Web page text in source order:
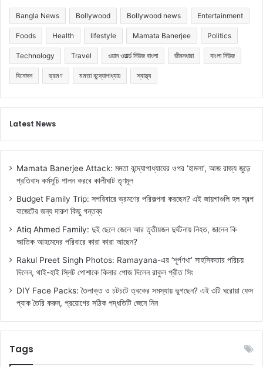
Bangla News Bollywood Bollywood news Entertainment
Foods Health lifestyle Mamata Banerjee Politics
Technology Travel ওয়ান ওয়ার্ল্ড নিউজ বাংলা জীবনধারা বাংলা নিউজ
বিনোদন ভ্রমণ মমতা বন্দ্যোপাধ্যায় স্বাস্থ্য
Latest News
Mamata Banerjee Attack: মমতা বন্দ্যোপাধ্যায়ের ওপর ‘হামলা’, আজ রাজ্য জুড়ে
প্রতিবাদ কর্মসূচি পালন করবে কালীঘাট তৃণমূল
Budget Family Trip: সপরিবারে ভ্রমণের পরিকল্পনা করছেন? এই জায়গাগুলি হল স্বল্প
বাজেটের জন্য দারুণ কিছু গন্তব্য
Atiq Ahmed Family: দুই ছেলে জেলে আর তৃতীয়জন দুর্ঘটনায় নিহত, জানেন কি
আতিক আহমেদের পরিবারে কারা কারা আছেন?
Rakul Preet Singh Photos: Ramayana-এর ‘শূর্পণখা’ সাহসিকতার পরিচয়
দিলেন, থাই-হাই স্লিট পোশাকে কিলার পোজ দিলেন রাকুল প্রীত সিং
DIY Face Packs: তৈলাক্ত ও চটচটে ত্বকের সমস্যায় ভুগছেন? এই ৩টি ঘরোয়া ফেস
প্যাক তৈরি করুন, প্রয়োগের সঠিক পদ্ধতিটি জেনে নিন
Tags